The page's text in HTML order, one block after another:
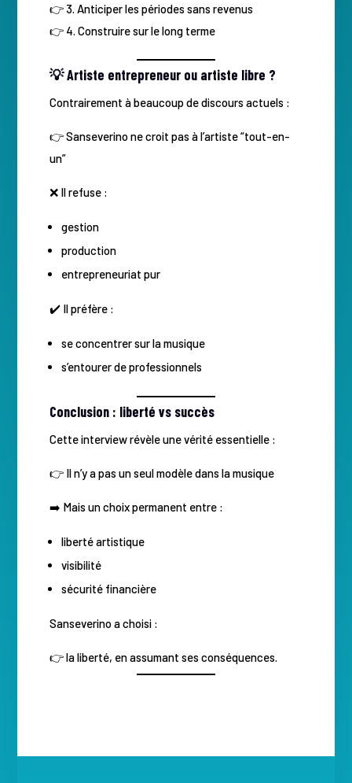
👉 3. Anticiper les périodes sans revenus
👉 4. Construire sur le long terme
💡 Artiste entrepreneur ou artiste libre ?
Contrairement à beaucoup de discours actuels :
👉 Sanseverino ne croit pas à l’artiste “tout-en-
un”
❌ Il refuse :
gestion
production
entrepreneuriat pur
✔️ Il préfère :
se concentrer sur la musique
s’entourer de professionnels
Conclusion : liberté vs succès
Cette interview révèle une vérité essentielle :
👉 Il n’y a pas un seul modèle dans la musique
➡️ Mais un choix permanent entre :
liberté artistique
visibilité
sécurité financière
Sanseverino a choisi :
👉 la liberté, en assumant ses conséquences.